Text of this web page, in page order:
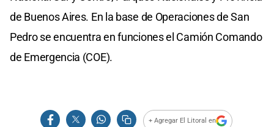
de Buenos Aires. En la base de Operaciones de San
Pedro se encuentra en funciones el Camión Comando
de Emergencia (COE).
+ Agregar El Litoral en